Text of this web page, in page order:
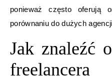
ponieważ często oferują
porównaniu do dużych
Jak znaleźć